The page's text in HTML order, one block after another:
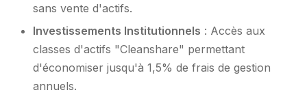
sans vente d'actifs.
Investissements Institutionnels : Accès aux
classes d'actifs "Cleanshare" permettant
d'économiser jusqu'à 1,5% de frais de gestion
annuels.